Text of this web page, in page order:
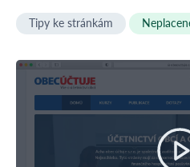
představíme, je provázanost
Tipy ke stránkám